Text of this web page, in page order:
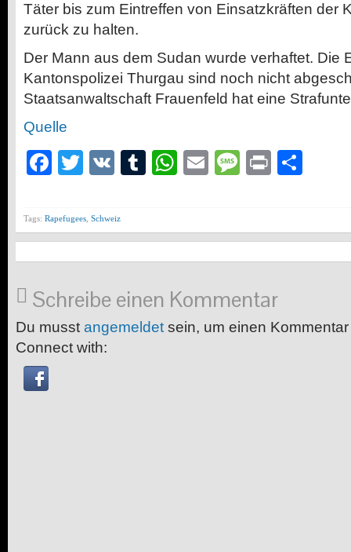
Täter bis zum Eintreffen von Einsatzkräften der
zurück zu halten.
Der Mann aus dem Sudan wurde verhaftet. Die
Kantonspolizei Thurgau sind noch nicht
Staatsanwaltschaft Frauenfeld hat eine
Quelle
Facebook
Twitter
VK Tumblr
WhatsApp
EmailMessage
Print
Tags: Rapefugees Schweiz
Schreibe einen Kommentar
Du musst angemeldet sein, um einen
Connect with: